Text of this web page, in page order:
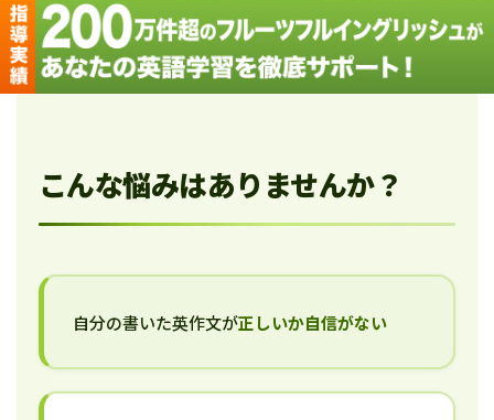
こんな悩みはありませんか？
自分の書いた英作文が正しいか自信がない